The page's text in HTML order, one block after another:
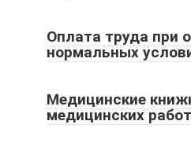
Оплата труда при
нормальных
Медицинские
медицинских